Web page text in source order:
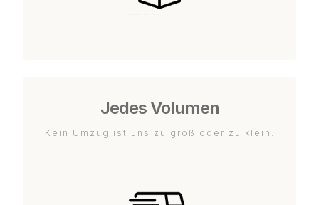
Jedes Volumen
Kein Umzug ist uns zu groß oder zu klein.